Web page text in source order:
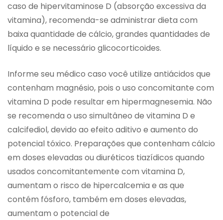
caso de hipervitaminose D (absorção excessiva da
vitamina), recomenda-se administrar dieta com
baixa quantidade de cálcio, grandes quantidades de
líquido e se necessário glicocorticoides.
Informe seu médico caso você utilize antiácidos que
contenham magnésio, pois o uso concomitante com
vitamina D pode resultar em hipermagnesemia. Não
se recomenda o uso simultâneo de vitamina D e
calcifediol, devido ao efeito aditivo e aumento do
potencial tóxico. Preparações que contenham cálcio
em doses elevadas ou diuréticos tiazídicos quando
usados concomitantemente com vitamina D,
aumentam o risco de hipercalcemia e as que
contém fósforo, também em doses elevadas,
aumentam o potencial de